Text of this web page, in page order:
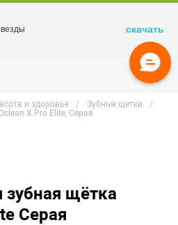
и здоровье
Зубные щетки
X Pro Elite, Серая
зубная щётка
Серая
скачать